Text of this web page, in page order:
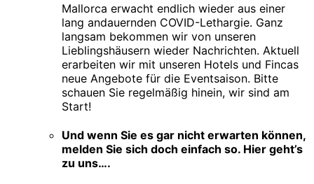
Mallorca erwacht endlich wieder aus einer
lang andauernden COVID-Lethargie. Ganz
langsam bekommen wir von unseren
Lieblingshäusern wieder Nachrichten. Aktuell
erarbeiten wir mit unseren Hotels und Fincas
neue Angebote für die Eventsaison. Bitte
schauen Sie regelmäßig hinein, wir sind am
Start!
Und wenn Sie es gar nicht erwarten können,
melden Sie sich doch einfach so. Hier geht’s
zu uns….